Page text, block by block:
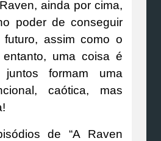
ainda por cima,
poder de conseguir
assim como o
uma coisa é
formam uma
caótica, mas
de “A Raven